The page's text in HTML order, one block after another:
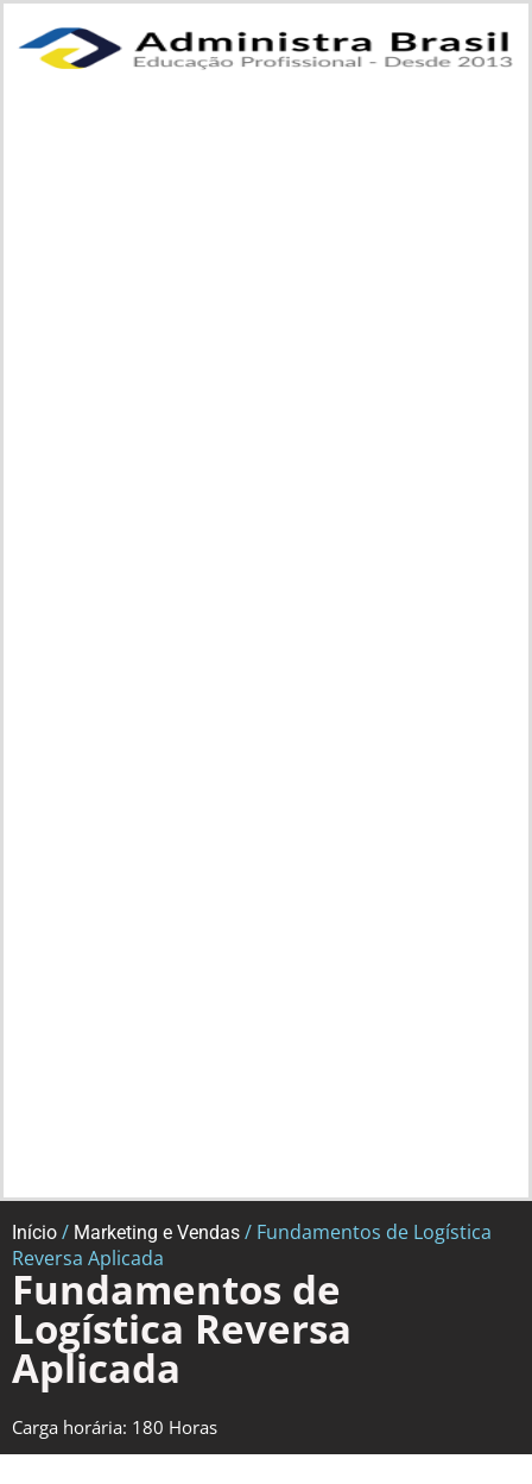
Início / Marketing e Vendas / Fundamentos de Logística
Reversa Aplicada
Fundamentos de
Logística Reversa
Aplicada
Carga horária: 180 Horas